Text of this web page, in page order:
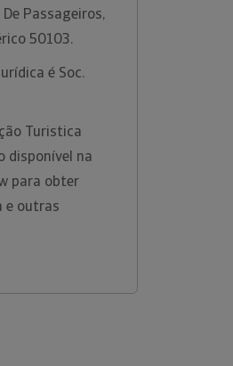
Passageiros,
50103.
é Soc.
Turistica
disponível na
para obter
e outras